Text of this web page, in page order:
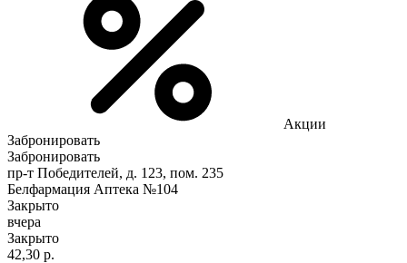
Акции
Забронировать
Забронировать
пр-т Победителей, д. 123, пом. 235
Белфармация Аптека №104
Закрыто
вчера
Закрыто
42,30 р.